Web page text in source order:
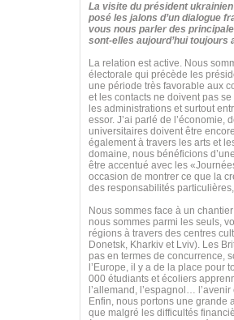
La visite du président
posé les jalons d’un dialogue
vous nous parler des
sont-elles aujourd’hui toujours
La relation est active. Nous
électorale qui précède les
une période très favorable aux
et les contacts ne doivent pas
les administrations et surtout
essor. J’ai parlé de l’économie,
universitaires doivent être
également à travers les arts et
domaine, nous bénéficions
être accentué avec les
occasion de montrer ce que la
des responsabilités
Nous sommes face à un
nous sommes parmi les seuls,
régions à travers des centres
Donetsk, Kharkiv et Lviv). Les
pas en termes de concurrence,
l’Europe, il y a de la place pour
000 étudiants et écoliers
l’allemand, l’espagnol…
Enfin, nous portons une grande
que malgré les difficultés